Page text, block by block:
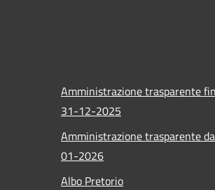
Amministrazione trasparente
31-12-2025
Amministrazione trasparente
01-2026
Albo Pretorio